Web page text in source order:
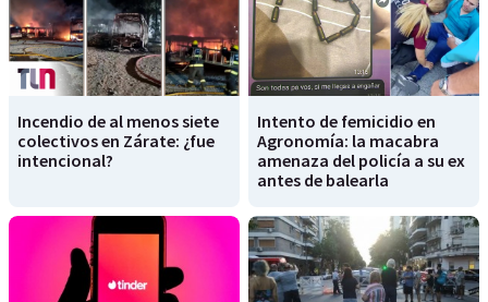
Incendio de al menos siete
colectivos en Zárate: ¿fue
intencional?
Intento de femicidio en
Agronomía: la macabra
amenaza del policía a su ex
antes de balearla